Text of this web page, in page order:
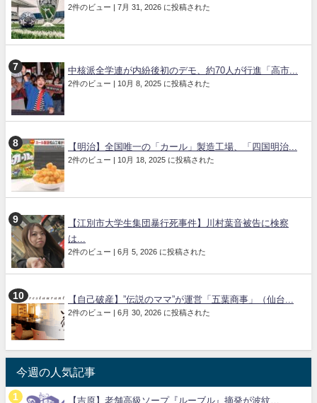
2件のビュー 7月 31, 2026 に投稿された
中核派全学連が内紛後初のデモ、約70人が行進「高市...
2件のビュー 10月 8, 2025 に投稿された
【明治】全国唯一の「カール」製造工場、「四国明治...
2件のビュー 10月 18, 2025 に投稿された
【江別市大学生集団暴行死事件】川村葉音被告に検察
は...
2件のビュー 6月 5, 2026 に投稿された
【自己破産】”伝説のママ”が運営「五葉商事」（仙台...
2件のビュー 6月 30, 2026 に投稿された
今週の人気記事
【吉原】老舗高級ソープ『ルーブル』摘発が波紋…